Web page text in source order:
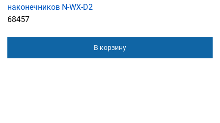
наконечников N-WX-D2
68457
В корзину